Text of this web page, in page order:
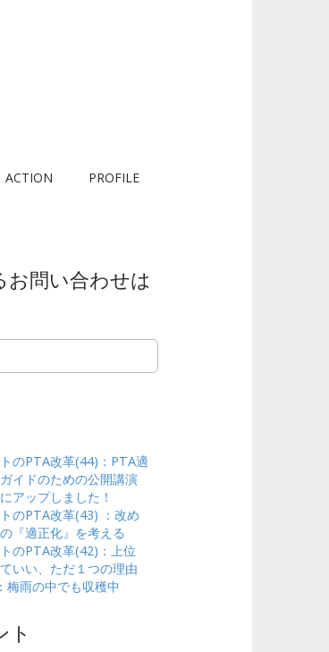
ACTION PROFILE
お問い合わせは
のPTA改革(44)：PTA適
イドのための公開講演
アップしました！
のPTA改革(43) ：改め
『適正化』を考える
のPTA改革(42)：上位
いい、ただ１つの理由
梅雨の中でも収穫中
ト